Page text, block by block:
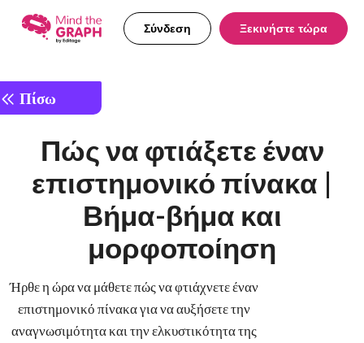
Σύνδεση Ξεκινήστε τώρα
Πίσω
Πώς να φτιάξετε έναν
επιστημονικό πίνακα |
Βήμα-βήμα και
μορφοποίηση
Ήρθε η ώρα να μάθετε πώς να φτιάχνετε έναν
επιστημονικό πίνακα για να αυξήσετε την
αναγνωσιμότητα και την ελκυστικότητα της